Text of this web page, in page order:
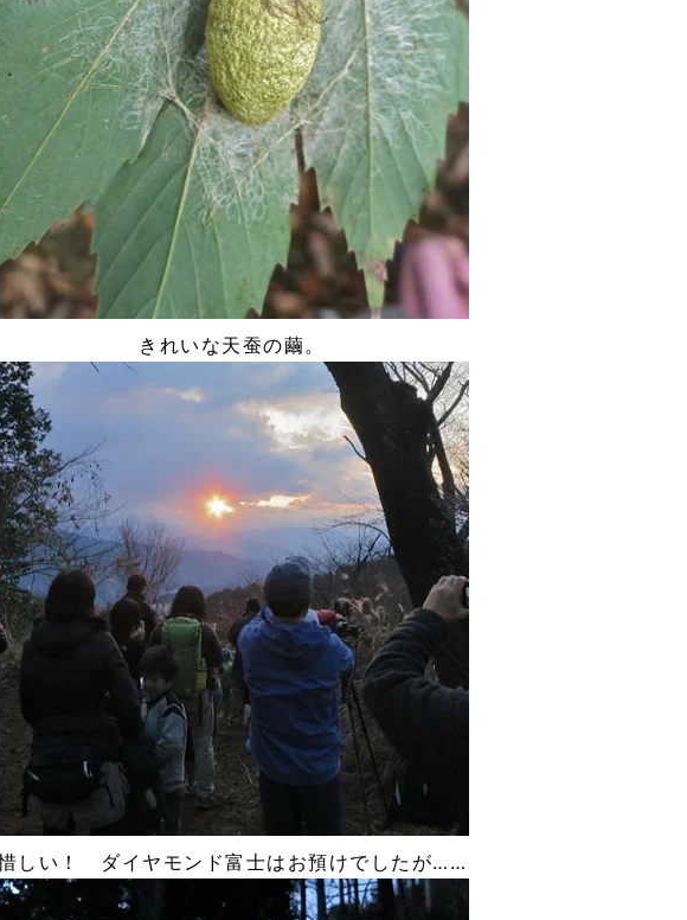
きれいな天蚕の繭。
しい！ ダイヤモンド富士はお預けでしたが……